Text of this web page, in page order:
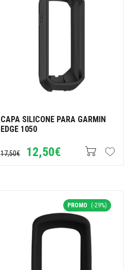
CAPA SILICONE PARA GARMIN
EDGE 1050
17,50€ 12,50€
PROMO (-29%)